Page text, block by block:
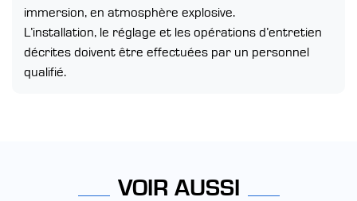
immersion, en atmosphère explosive.
L’installation, le réglage et les opérations d’entretien
décrites doivent être effectuées par un personnel
qualifié.
VOIR AUSSI